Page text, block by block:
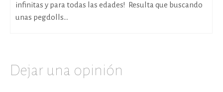
infinitas y para todas las edades! Resulta que buscando
unas pegdolls...
Dejar una opinión